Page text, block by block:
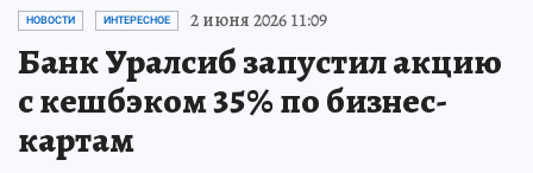
НОВОСТИ ИНТЕРЕСНОЕ 2 июня 2026 11:09
Банк Уралсиб запустил акцию
с кешбэком 35% по бизнес-
картам